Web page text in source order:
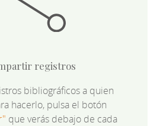
registros
bibliográficos a quien
hacerlo, pulsa el botón
que verás debajo de cada